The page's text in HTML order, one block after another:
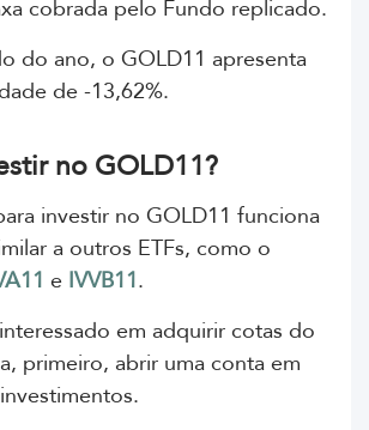
cobrada pelo Fundo replicado.
do ano, o GOLD11 apresenta
de -13,62%.
no GOLD11?
investir no GOLD11 funciona
a outros ETFs, como o
e IVVB11.
em adquirir cotas do
primeiro, abrir uma conta em